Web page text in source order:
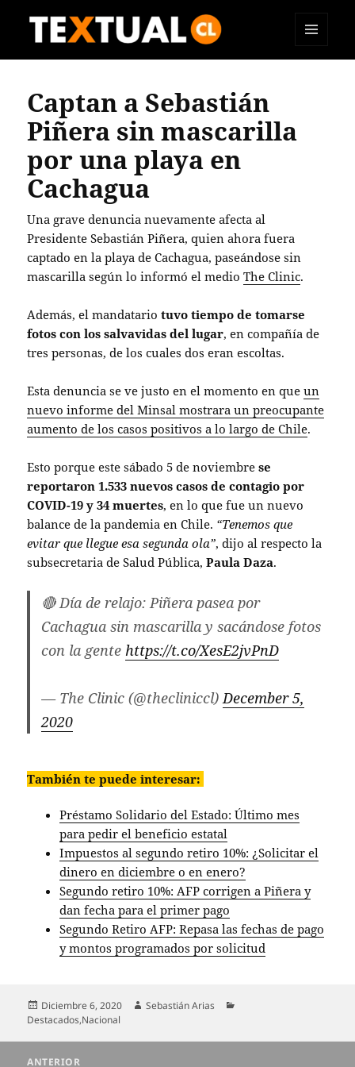
Captan a Sebastián
Piñera sin mascarilla
por una playa en
Cachagua
Una grave denuncia nuevamente afecta al
Presidente Sebastián Piñera, quien ahora fuera
captado en la playa de Cachagua, paseándose sin
mascarilla según lo informó el medioThe Clinic.
Además, el mandatariotuvo tiempo de tomarse
fotos con los salvavidas del lugar, en compañía de
tres personas, de los cuales dos eran escoltas.
Esta denuncia se ve justo en el momento en queun
nuevo informe del Minsal mostrara un preocupante
aumento de los casos positivos a lo largo de Chile.
Esto porque este sábado 5 de noviembrese
reportaron 1.533 nuevos casos de contagio por
COVID-19 y 34 muertes, en lo que fue un nuevo
balance de la pandemia en Chile. “Tenemos que
evitar que llegue esa segunda ola”, dijo al respecto la
subsecretaria de Salud Pública,Paula Daza.
🔴 Día de relajo: Piñera pasea por
Cachagua sin mascarilla y sacándose fotos
con la gentehttps://t.co/XesE2jvPnD
— The Clinic (@thecliniccl)December 5,
2020
También te puede interesar:
Préstamo Solidario del Estado: Último mes
para pedir el beneficio estatal
Impuestos al segundo retiro 10%: ¿Solicitar el
dinero en diciembre o en enero?
Segundo retiro 10%: AFP corrigen a Piñera y
dan fecha para el primer pago
Segundo Retiro AFP: Repasa las fechas de pago
y montos programados por solicitud
Publicado
el
Diciembre 6, 2020 Autor
Sebastián Arias
Destacados,Nacional
ANTERIOR